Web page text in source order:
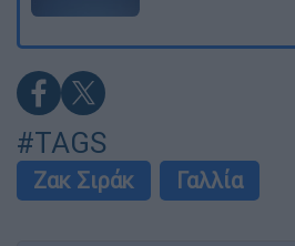
#TAGS
Ζακ Σιράκ Γαλλία